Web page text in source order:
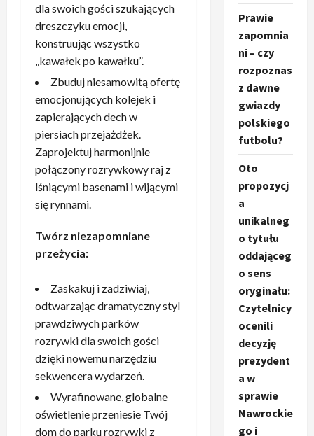
dla swoich gości szukających
dreszczyku emocji,
konstruując wszystko
„kawałek po kawałku”.
Zbuduj niesamowitą ofertę
emocjonujących kolejek i
zapierających dech w
piersiach przejażdżek.
Zaprojektuj harmonijnie
połączony rozrywkowy raj z
lśniącymi basenami i wijącymi
się rynnami.
Twórz niezapomniane
przeżycia:
Zaskakuj i zadziwiaj,
odtwarzając dramatyczny styl
prawdziwych parków
rozrywki dla swoich gości
dzięki nowemu narzędziu
sekwencera wydarzeń.
Wyrafinowane, globalne
oświetlenie przeniesie Twój
dom do parku rozrywki z
Prawie
zapomnia
ni – czy
rozpoznas
z dawne
gwiazdy
polskiego
futbolu?
Oto
propozycj
a
unikalneg
o tytułu
oddająceg
o sens
oryginału:
Czytelnicy
ocenili
decyzję
prezydent
a w
sprawie
Nawrockie
go i